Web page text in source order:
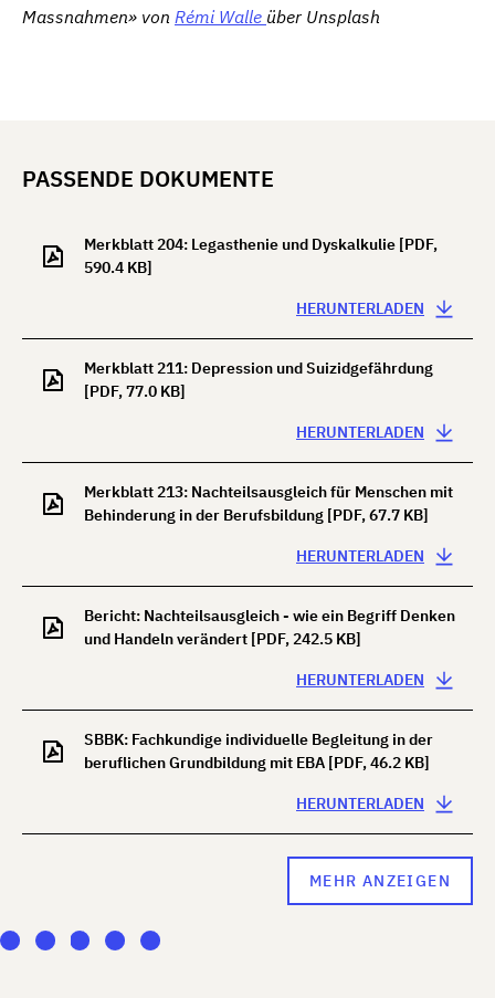
Massnahmen» von Rémi Walle über Unsplash
PASSENDE DOKUMENTE
Merkblatt 204: Legasthenie und Dyskalkulie [PDF,
590.4 KB]
HERUNTERLADEN
Merkblatt 211: Depression und Suizidgefährdung
[PDF, 77.0 KB]
HERUNTERLADEN
Merkblatt 213: Nachteilsausgleich für Menschen mit
Behinderung in der Berufsbildung [PDF, 67.7 KB]
HERUNTERLADEN
Bericht: Nachteilsausgleich - wie ein Begriff Denken
und Handeln verändert [PDF, 242.5 KB]
HERUNTERLADEN
SBBK: Fachkundige individuelle Begleitung in der
beruflichen Grundbildung mit EBA [PDF, 46.2 KB]
HERUNTERLADEN
MEHR ANZEIGEN